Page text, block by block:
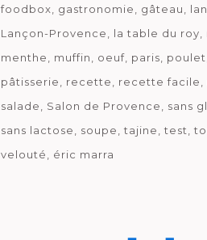
foodbox
gastronomie gâteau
Lançon-Provence
la table du roy
menthe
muffin oeuf paris poulet
pâtisserie
recette recette facile
salade
Salon de Provence
sans
sans lactose
soupe tajine test
velouté
éric marra